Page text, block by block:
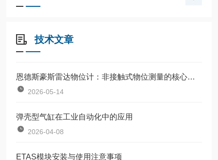
技术文章
恩德斯豪斯雷达物位计：非接触式物位测量的核心设备
2026-05-14
弹壳型气缸在工业自动化中的应用
2026-04-08
ETAS模块安装与使用注意事项